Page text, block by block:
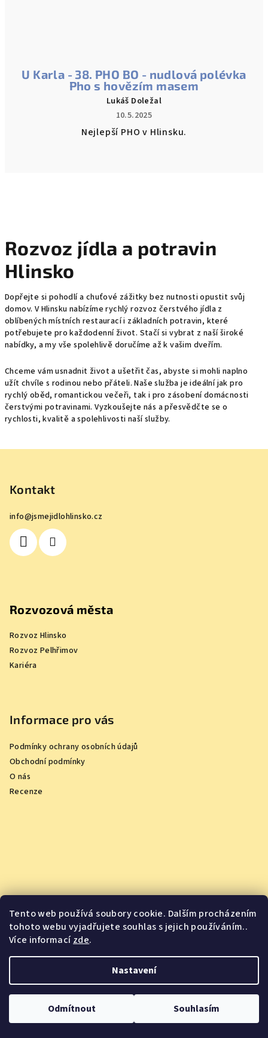
Tento web používá soubory cookie. Dalším procházením
tohoto webu vyjadřujete souhlas s jejich používáním..
Více informacízde.
Nastavení
Odmítnout Souhlasím
U Karla - 38. PHO BO - nudlová polévka
Pho s hovězím masem
Lukáš Doležal
10.5.2025
Nejlepší PHO v Hlinsku.
Rozvoz jídla a potravin
Hlinsko
Dopřejte si pohodlí a chuťové zážitky bez nutnosti opustit svůj
domov. V Hlinsku nabízíme rychlý rozvoz čerstvého jídla z
oblíbených místních restaurací i základních potravin, které
potřebujete pro každodenní život. Stačí si vybrat z naší široké
nabídky, a my vše spolehlivě doručíme až k vašim dveřím.
Chceme vám usnadnit život a ušetřit čas, abyste si mohli naplno
užít chvíle s rodinou nebo přáteli. Naše služba je ideální jak pro
rychlý oběd, romantickou večeři, tak i pro zásobení domácnosti
čerstvými potravinami. Vyzkoušejte nás a přesvědčte se o
rychlosti, kvalitě a spolehlivosti naší služby.
Kontakt
info@jsmejidlohlinsko.cz
Rozvozová města
Rozvoz Hlinsko
Rozvoz Pelhřimov
Kariéra
Informace pro vás
Podmínky ochrany osobních údajů
Obchodní podmínky
O nás
Recenze
Vychutnejte si oceněná vína z pohodlí domova